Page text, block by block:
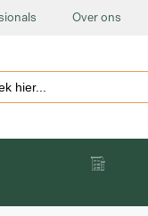
Over ons